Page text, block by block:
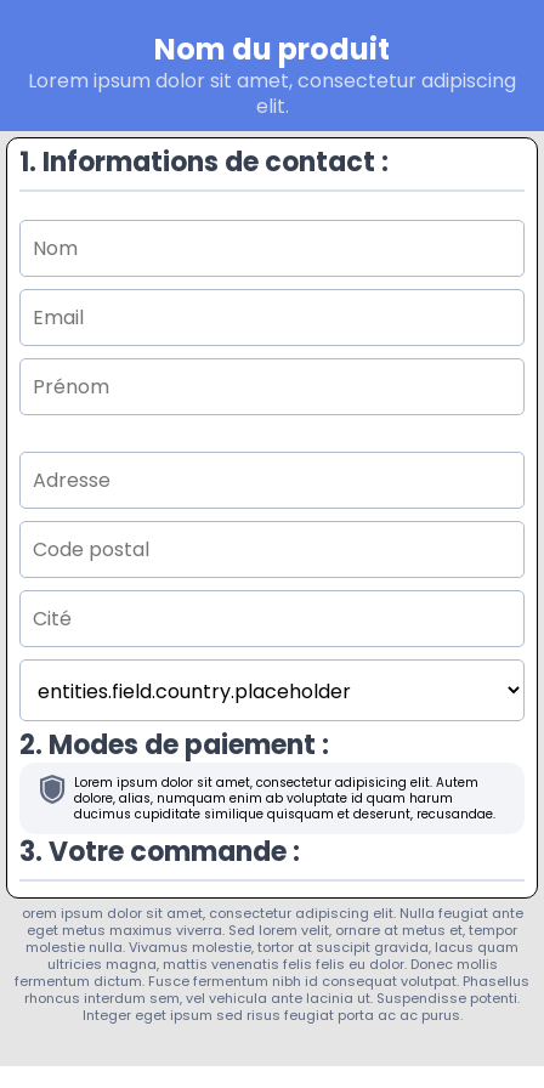
Nom du produit
Lorem ipsum dolor sit amet, consectetur adipiscing
elit.
1. Informations de contact :
2. Modes de paiement :
Lorem ipsum dolor sit amet, consectetur adipisicing elit. Autem
dolore, alias, numquam enim ab voluptate id quam harum
ducimus cupiditate similique quisquam et deserunt, recusandae.
3. Votre commande :
orem ipsum dolor sit amet, consectetur adipiscing elit. Nulla feugiat ante
eget metus maximus viverra. Sed lorem velit, ornare at metus et, tempor
molestie nulla. Vivamus molestie, tortor at suscipit gravida, lacus quam
ultricies magna, mattis venenatis felis felis eu dolor. Donec mollis
fermentum dictum. Fusce fermentum nibh id consequat volutpat. Phasellus
rhoncus interdum sem, vel vehicula ante lacinia ut. Suspendisse potenti.
Integer eget ipsum sed risus feugiat porta ac ac purus.